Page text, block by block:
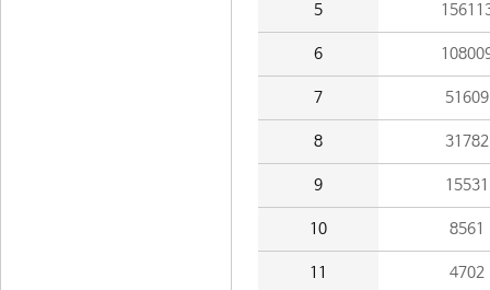
5
6
7 51609
8 31782
9 15531
10 8561
11 4702